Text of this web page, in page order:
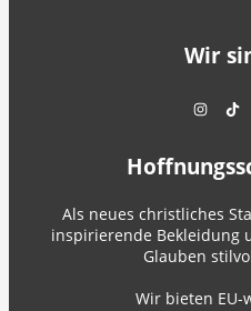
Wir
Als neues christliches
inspirierende Bekleidung
Glauben
Wir bieten EU-